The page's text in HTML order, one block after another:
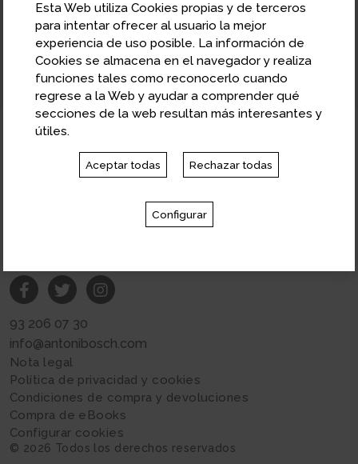
José Ignacio Silva
Profesor de la Universitat de Girona y de la
Kent University
93 206 07 30
info@antonibosch.com
Nota legal
Política de privacidad y cookies
Condiciones de compra y devoluciones
Compra de eBooks
Configurar cookies
© 2026 Todos los derechos reservados
Esta Web utiliza Cookies propias y de terceros
para intentar ofrecer al usuario la mejor
experiencia de uso posible. La información de
Cookies se almacena en el navegador y realiza
funciones tales como reconocerlo cuando
regrese a la Web y ayudar a comprender qué
secciones de la web resultan más interesantes y
útiles.
Aceptar todas Rechazar todas
Configurar